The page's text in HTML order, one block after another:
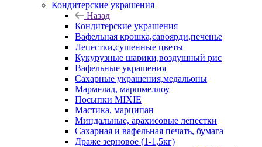
Кондитерские украшения
Назад
Кондитерские украшения
Вафельная крошка,савоярди,печенье
Лепестки,сушенные цветы
Кукурузные шарики,воздушный рис
Вафельные украшения
Сахарные украшения,медальоны
Мармелад, маршмеллоу
Посыпки MIXIE
Мастика, марципан
Миндальные, арахисовые лепестки
Сахарная и вафельная печать, бумага
Драже зерновое (1-1,5кг)